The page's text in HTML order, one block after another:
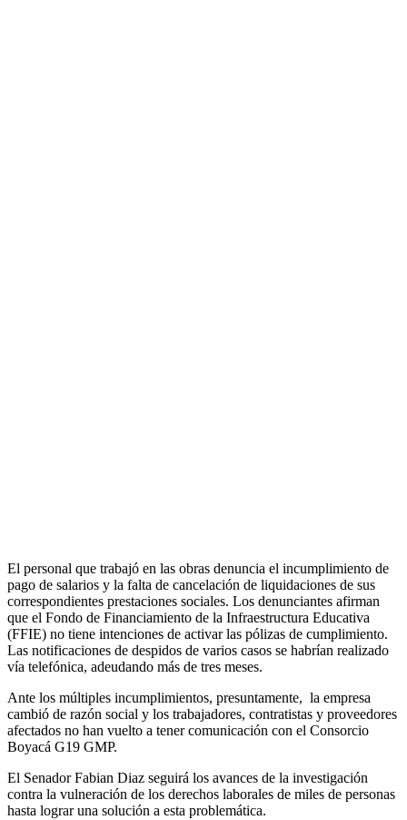
El personal que trabajó en las obras denuncia el incumplimiento de
pago de salarios y la falta de cancelación de liquidaciones de sus
correspondientes prestaciones sociales. Los denunciantes afirman
que el Fondo de Financiamiento de la Infraestructura Educativa
(FFIE) no tiene intenciones de activar las pólizas de cumplimiento.
Las notificaciones de despidos de varios casos se habrían realizado
vía telefónica, adeudando más de tres meses.
Ante los múltiples incumplimientos, presuntamente, la empresa
cambió de razón social y los trabajadores, contratistas y proveedores
afectados no han vuelto a tener comunicación con el Consorcio
Boyacá G19 GMP.
El Senador Fabian Diaz seguirá los avances de la investigación
contra la vulneración de los derechos laborales de miles de personas
hasta lograr una solución a esta problemática.